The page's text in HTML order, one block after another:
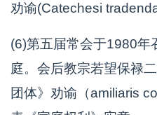
劝谕(Catechesi
(6)第五届常会于1980年
庭。会后教宗若望保禄
团体》劝谕（amiliaris